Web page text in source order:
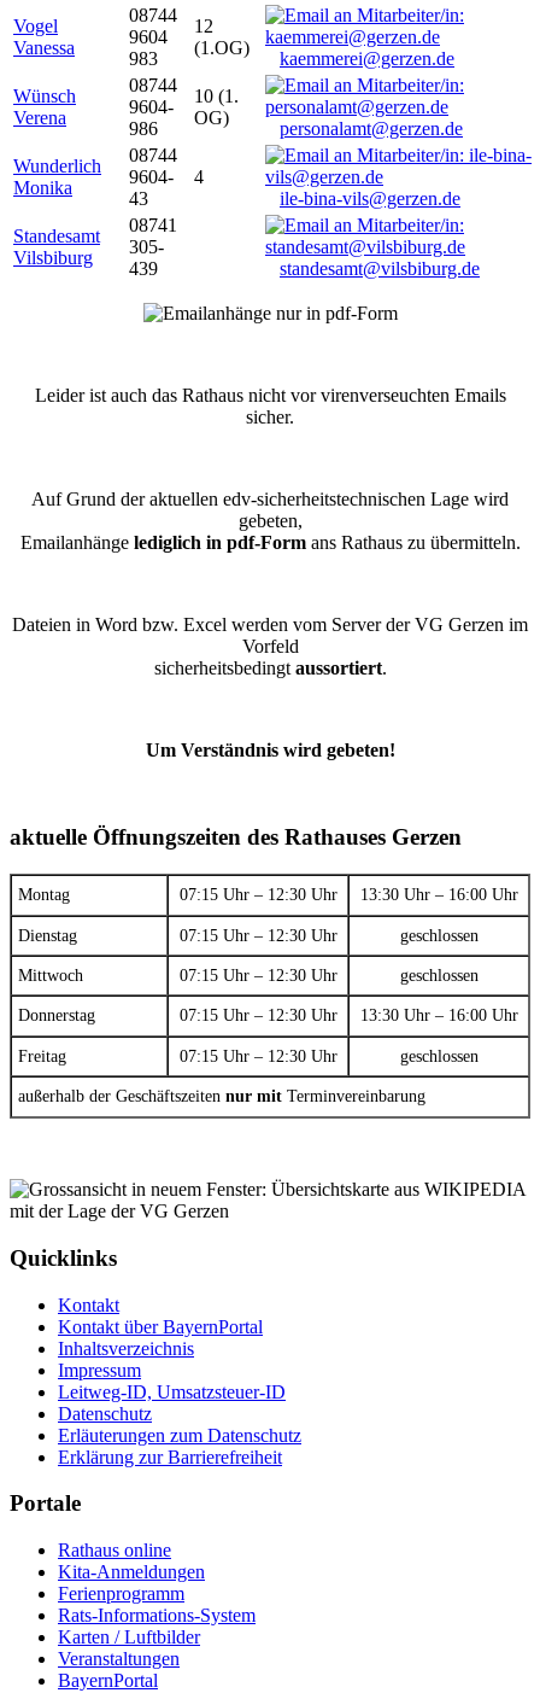
Vogel
Vanessa
08744
9604
983
12
(1.OG)
kaemmerei@gerzen.de
Wünsch
Verena
08744
9604-
986
10 (1.
OG)
personalamt@gerzen.de
Wunderlich
Monika
08744
9604-
43
4
ile-bina-vils@gerzen.de
Standesamt
Vilsbiburg
08741
305-
439
standesamt@vilsbiburg.de
Leider ist auch das Rathaus nicht vor virenverseuchten Emails
sicher.
Auf Grund der aktuellen edv-sicherheitstechnischen Lage wird
gebeten,
Emailanhänge lediglich in pdf-Formans Rathaus zu übermitteln.
Dateien in Word bzw. Excel werden vom Server der VG Gerzen im
Vorfeld
sicherheitsbedingt aussortiert.
Um Verständnis wird gebeten!
aktuelle Öffnungszeiten des Rathauses Gerzen
Montag 07:15 Uhr – 12:30 Uhr 13:30 Uhr – 16:00 Uhr
Dienstag 07:15 Uhr – 12:30 Uhr geschlossen
Mittwoch 07:15 Uhr – 12:30 Uhr geschlossen
Donnerstag 07:15 Uhr – 12:30 Uhr 13:30 Uhr – 16:00 Uhr
Freitag 07:15 Uhr – 12:30 Uhr geschlossen
außerhalb der Geschäftszeiten nur mit Terminvereinbarung
Quicklinks
Kontakt
Kontakt über BayernPortal
Inhaltsverzeichnis
Impressum
Leitweg-ID, Umsatzsteuer-ID
Datenschutz
Erläuterungen zum Datenschutz
Erklärung zur Barrierefreiheit
Portale
Rathaus online
Kita-Anmeldungen
Ferienprogramm
Rats-Informations-System
Karten / Luftbilder
Veranstaltungen
BayernPortal